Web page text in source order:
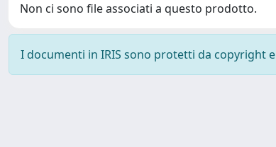
Non ci sono file associati a questo prodotto.
I documenti in IRIS sono protetti da copyright